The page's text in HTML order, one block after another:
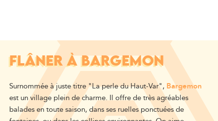
FLÂNER À BARGEMON
Surnommée à juste titre "La perle du Haut-Var", Bargemon
est un village plein de charme. Il offre de très agréables
balades en toute saison, dans ses ruelles ponctuées de